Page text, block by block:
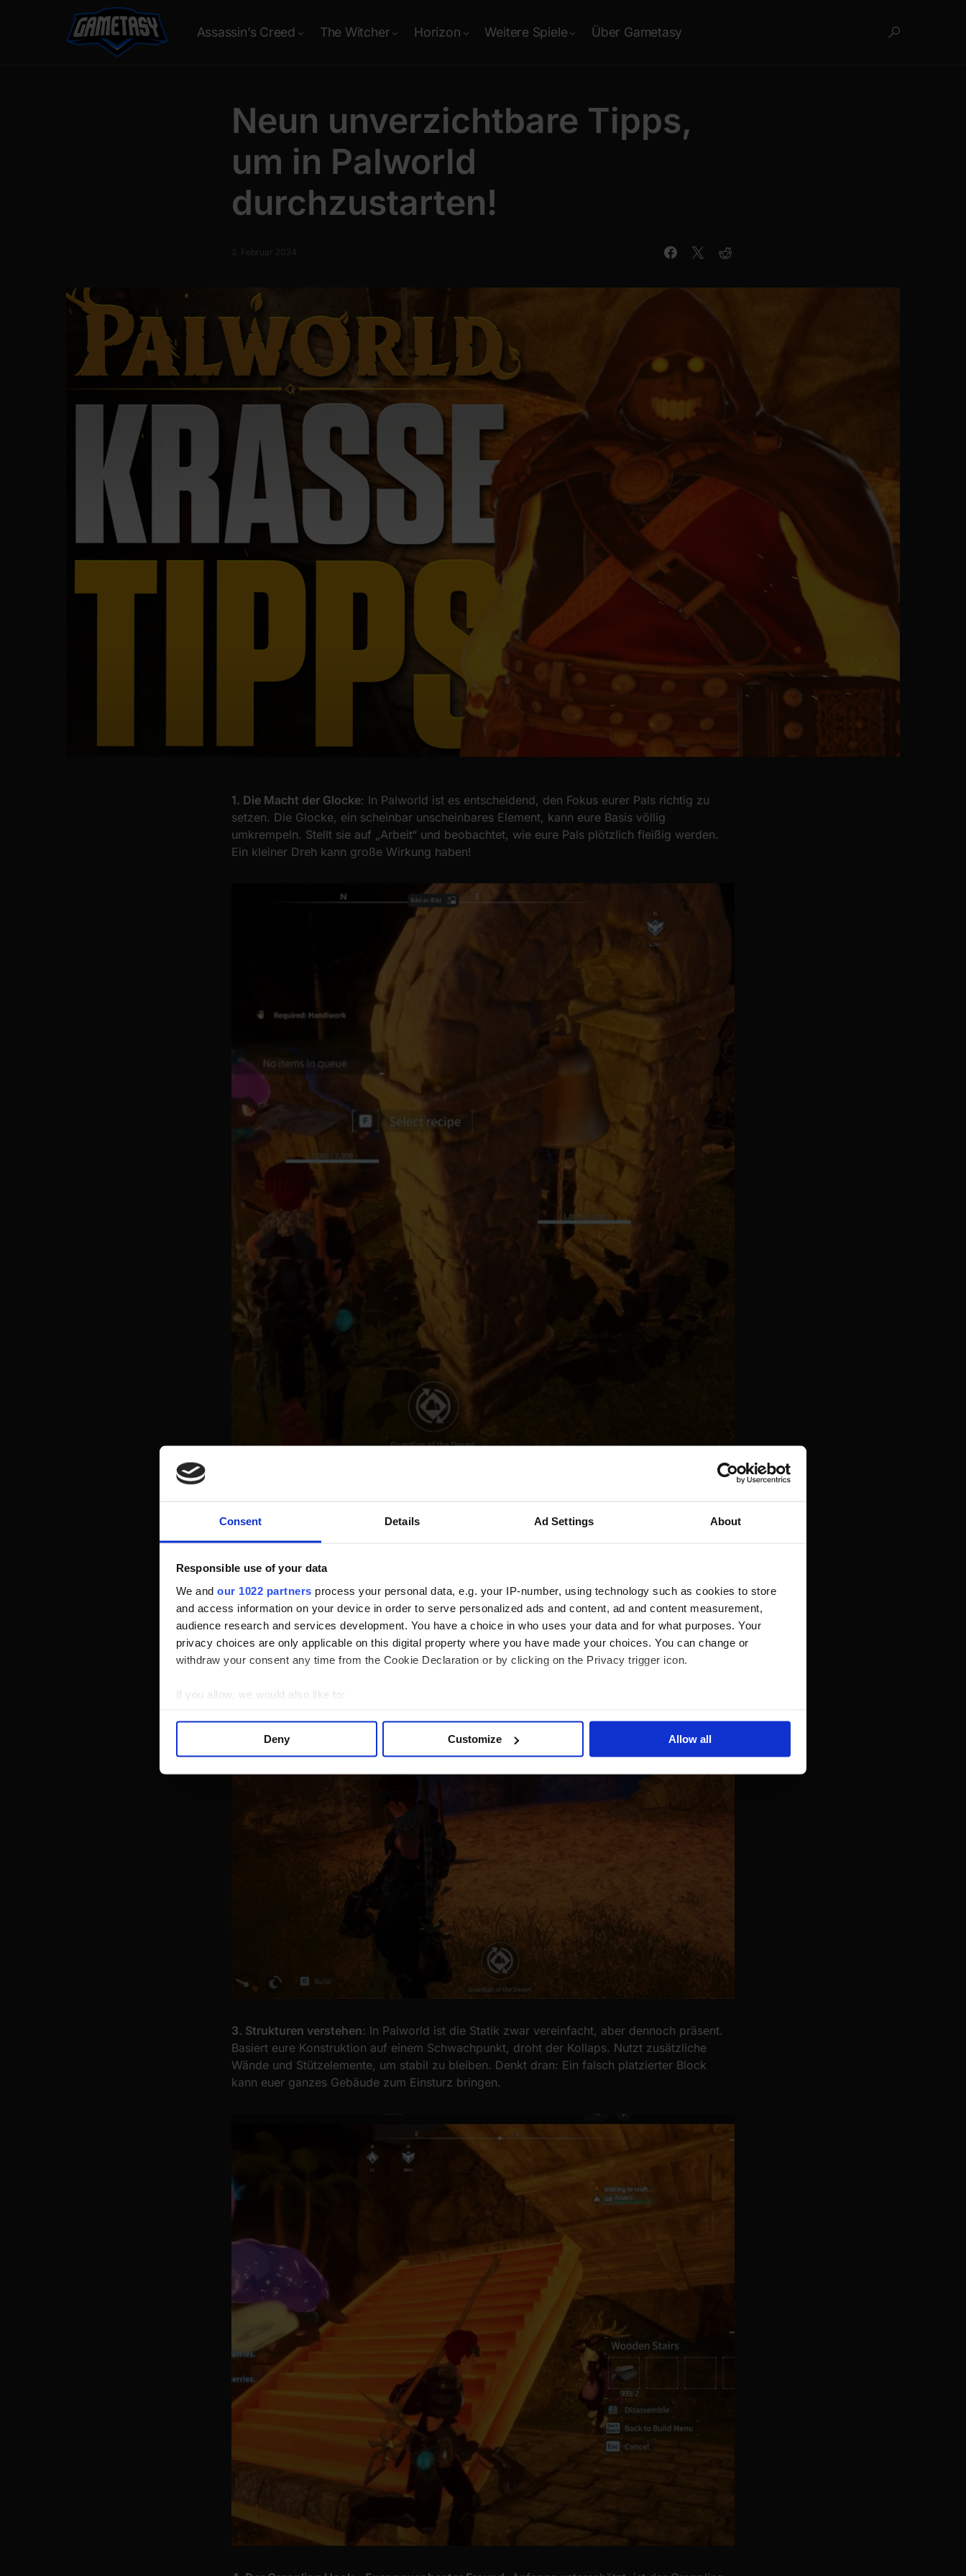
Consent Details Ad Settings About
Responsible use of your data
We and our 1022 partners process your personal data, e.g. your IP-number, using technology such as cookies to store
and access information on your device in order to serve personalized ads and content, ad and content measurement,
audience research and services development. You have a choice in who uses your data and for what purposes. Your
privacy choices are only applicable on this digital property where you have made your choices. You can change or
withdraw your consent any time from the Cookie Declaration or by clicking on the Privacy trigger icon.
If you allow, we would also like to:
information about your use of our site with our social media, advertising and analytics partners who may combine it with
other information that you’ve provided to them or that they’ve collected from your use of their services.
Deny Customize Allow all
Assassin’s Creed The Witcher Horizon Weitere Spiele Über Gametasy
Neun unverzichtbare Tipps,
um in Palworld
durchzustarten!
2. Februar 2024
1. Die Macht der Glocke: In Palworld ist es entscheidend, den Fokus eurer Pals richtig zu
setzen. Die Glocke, ein scheinbar unscheinbares Element, kann eure Basis völlig
umkrempeln. Stellt sie auf „Arbeit“ und beobachtet, wie eure Pals plötzlich fleißig werden.
Ein kleiner Dreh kann große Wirkung haben!
Rat: Greift zu Stein oder Metall. Nachdem meine Holzbasis ein Raub der Flammen wurde,
habe ich schnell gelernt – lieber spät als nie!
3. Strukturen verstehen: In Palworld ist die Statik zwar vereinfacht, aber dennoch präsent.
Basiert eure Konstruktion auf einem Schwachpunkt, droht der Kollaps. Nutzt zusätzliche
Wände und Stützelemente, um stabil zu bleiben. Denkt dran: Ein falsch platzierter Block
kann euer ganzes Gebäude zum Einsturz bringen.